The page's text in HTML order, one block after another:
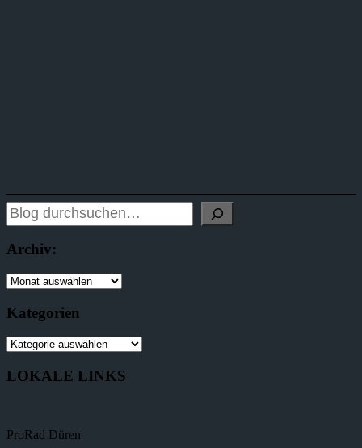
Archiv:
Kategorien
LOKALE LINKS
ProRad Düren